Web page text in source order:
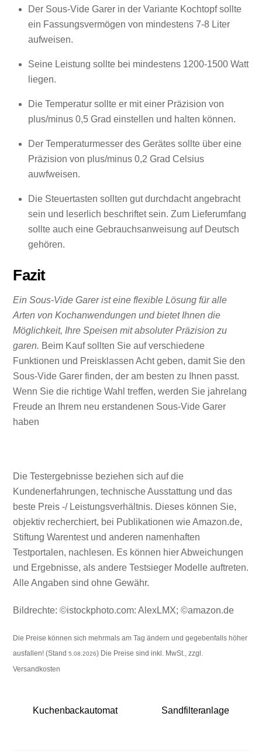
Der Sous-Vide Garer in der Variante Kochtopf sollte
ein Fassungsvermögen von mindestens 7-8 Liter
aufweisen.
Seine Leistung sollte bei mindestens 1200-1500 Watt
liegen.
Die Temperatur sollte er mit einer Präzision von
plus/minus 0,5 Grad einstellen und halten können.
Der Temperaturmesser des Gerätes sollte über eine
Präzision von plus/minus 0,2 Grad Celsius
auwfweisen.
Die Steuertasten sollten gut durchdacht angebracht
sein und leserlich beschriftet sein. Zum Lieferumfang
sollte auch eine Gebrauchsanweisung auf Deutsch
gehören.
Fazit
Ein Sous-Vide Garer ist eine flexible Lösung für alle
Arten von Kochanwendungen und bietet Ihnen die
Möglichkeit, Ihre Speisen mit absoluter Präzision zu
garen. Beim Kauf sollten Sie auf verschiedene
Funktionen und Preisklassen Acht geben, damit Sie den
Sous-Vide Garer finden, der am besten zu Ihnen passt.
Wenn Sie die richtige Wahl treffen, werden Sie jahrelang
Freude an Ihrem neu erstandenen Sous-Vide Garer
haben
Die Testergebnisse beziehen sich auf die
Kundenerfahrungen, technische Ausstattung und das
beste Preis -/ Leistungsverhältnis. Dieses können Sie,
objektiv recherchiert, bei Publikationen wie Amazon.de,
Stiftung Warentest und anderen namenhaften
Testportalen, nachlesen. Es können hier Abweichungen
und Ergebnisse, als andere Testsieger Modelle auftreten.
Alle Angaben sind ohne Gewähr.
Bildrechte: ©istockphoto.com: AlexLMX; ©amazon.de
Die Preise können sich mehrmals am Tag ändern und gegebenfalls höher
ausfallen! (Stand5.08.2026) Die Preise sind inkl. MwSt., zzgl.
Versandkosten
Kuchenbackautomat Sandfilteranlage